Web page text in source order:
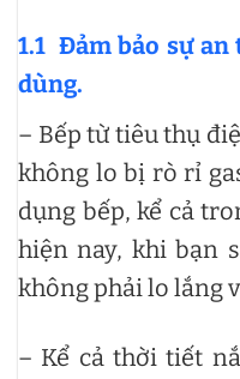
1.1 Đảm bảo sự
dùng.
– Bếp từ tiêu thụ
không lo bị rò rỉ
dụng bếp, kể cả
hiện nay, khi bạn
không phải lo lắng
– Kể cả thời tiết